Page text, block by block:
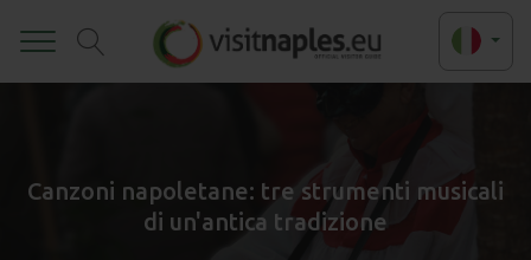
Canzoni napoletane: tre strumenti musicali
di un'antica tradizione